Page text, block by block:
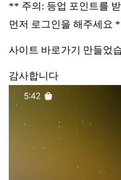
** 주의: 등업 포인트를
먼저 로그인을 해주세요
사이트 바로가기 만들었
감사합니다